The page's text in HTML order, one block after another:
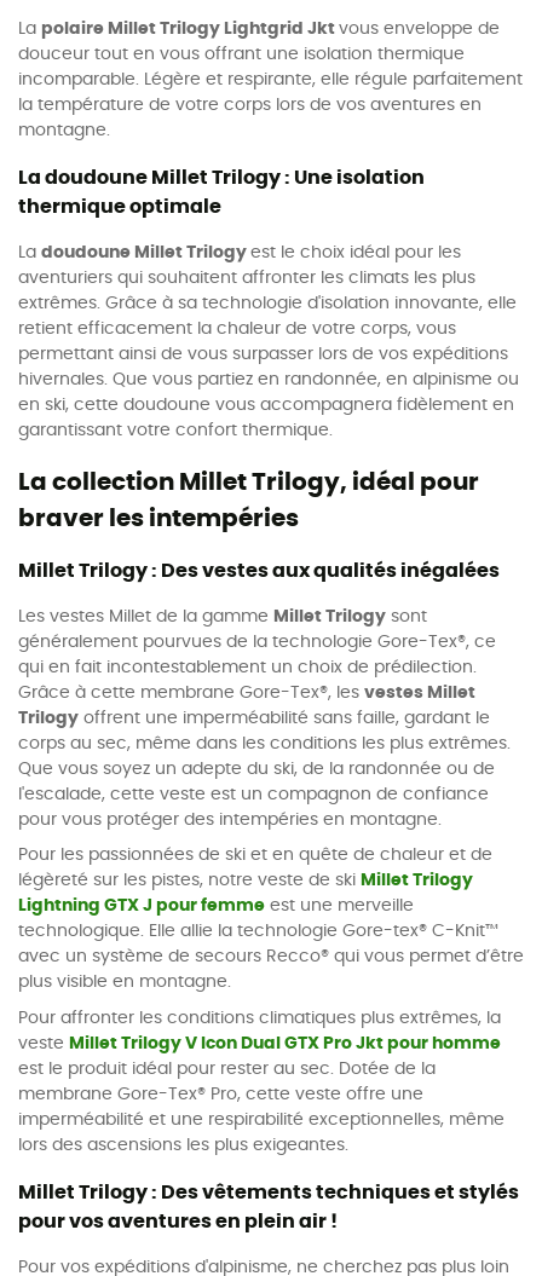
La polaire Millet Trilogy Lightgrid Jkt vous enveloppe de
douceur tout en vous offrant une isolation thermique
incomparable. Légère et respirante, elle régule parfaitement
la température de votre corps lors de vos aventures en
montagne.
La doudoune Millet Trilogy : Une isolation
thermique optimale
La doudoune Millet Trilogy est le choix idéal pour les
aventuriers qui souhaitent affronter les climats les plus
extrêmes. Grâce à sa technologie d'isolation innovante, elle
retient efficacement la chaleur de votre corps, vous
permettant ainsi de vous surpasser lors de vos expéditions
hivernales. Que vous partiez en randonnée, en alpinisme ou
en ski, cette doudoune vous accompagnera fidèlement en
garantissant votre confort thermique.
La collection Millet Trilogy, idéal pour
braver les intempéries
Millet Trilogy : Des vestes aux qualités inégalées
Les vestes Millet de la gamme Millet Trilogy sont
généralement pourvues de la technologie Gore-Tex®, ce
qui en fait incontestablement un choix de prédilection.
Grâce à cette membrane Gore-Tex®, les vestes Millet
Trilogy offrent une imperméabilité sans faille, gardant le
corps au sec, même dans les conditions les plus extrêmes.
Que vous soyez un adepte du ski, de la randonnée ou de
l'escalade, cette veste est un compagnon de confiance
pour vous protéger des intempéries en montagne.
Pour les passionnées de ski et en quête de chaleur et de
légèreté sur les pistes, notre veste de ski Millet Trilogy
Lightning GTX J pour femme est une merveille
technologique. Elle allie la technologie Gore-tex® C-Knit™
avec un système de secours Recco® qui vous permet d’être
plus visible en montagne.
Pour affronter les conditions climatiques plus extrêmes, la
veste Millet Trilogy V Icon Dual GTX Pro Jkt pour homme
est le produit idéal pour rester au sec. Dotée de la
membrane Gore-Tex® Pro, cette veste offre une
imperméabilité et une respirabilité exceptionnelles, même
lors des ascensions les plus exigeantes.
Millet Trilogy : Des vêtements techniques et stylés
pour vos aventures en plein air !
Pour vos expéditions d'alpinisme, ne cherchez pas plus loin